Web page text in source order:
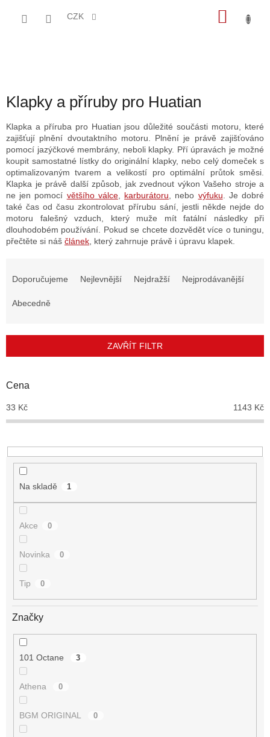
CZK
Klapky a příruby pro Huatian
Klapka a příruba pro Huatian jsou důležité součásti motoru, které
zajišťují plnění dvoutaktního motoru. Plnění je právě zajišťováno
pomocí jazýčkové membrány, neboli klapky. Pří úpravách je možné
koupit samostatné lístky do originální klapky, nebo celý domeček s
optimalizovaným tvarem a velikostí pro optimální průtok směsi.
Klapka je právě další způsob, jak zvednout výkon Vašeho stroje a
ne jen pomocí většího válce, karburátoru , nebo výfuku . Je dobré
také čas od času zkontrolovat přírubu sání, jestli někde nejde do
motoru falešný vzduch, který muže mít fatální následky při
dlouhodobém používání. Pokud se chcete dozvědět více o tuningu,
přečtěte si náš článek , který zahrnuje právě i úpravu klapek.
r
d
k
t
Doporučujeme Nejlevnější Nejdražší Nejprodávanější
Abecedně
ZAVŘÍT FILTR
Cena
33 Kč 1143 Kč
Na skladě 1
Akce 0
Novinka 0
Tip 0
Značky
101 Octane 3
Athena 0
BGM ORIGINAL 0